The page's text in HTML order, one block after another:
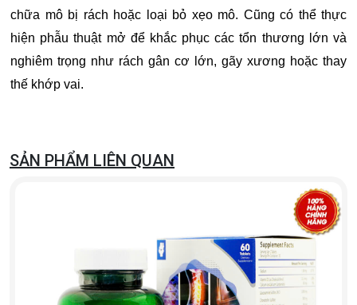
chữa mô bị rách hoặc loại bỏ xẹo mô. Cũng có thể thực
hiện phẫu thuật mở để khắc phục các tổn thương lớn và
nghiêm trọng như rách gân cơ lớn, gãy xương hoặc thay
thế khớp vai.
SẢN PHẨM LIÊN QUAN